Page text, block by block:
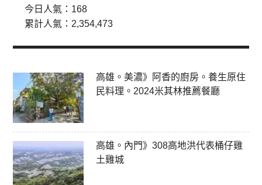
今日人氣： 168
累計人氣： 2,354,473
高雄。美濃》阿香的廚房。養生原住
民料理。2024米其林推薦餐廳
高雄。內門》308高地洪代表桶仔雞
土雞城